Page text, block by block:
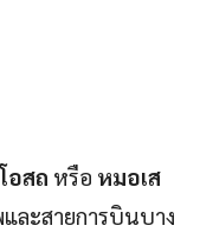
อสถ หรือ หมอเส
ละสายการบินบาง